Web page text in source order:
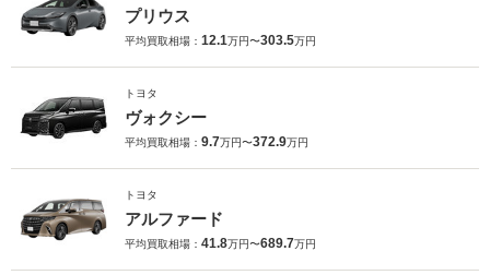
プリウス
平均買取相場： 12.1万円〜303.5万円
トヨタ
ヴォクシー
平均買取相場： 9.7万円〜372.9万円
トヨタ
アルファード
平均買取相場： 41.8万円〜689.7万円